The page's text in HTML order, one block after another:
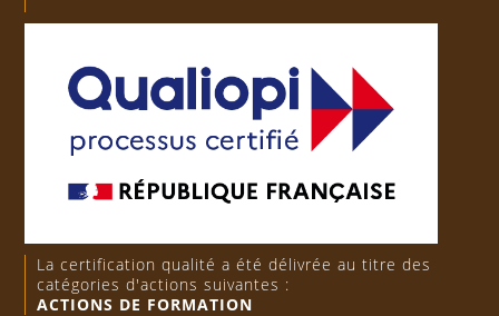
La certification qualité a été délivrée au titre des
catégories d'actions suivantes :
ACTIONS DE FORMATION